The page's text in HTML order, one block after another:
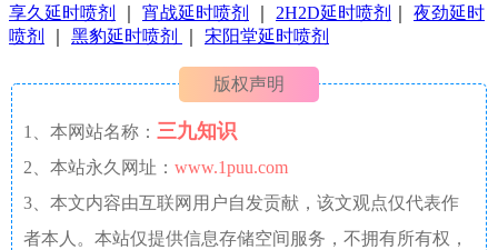
享久延时喷剂
宵战延时喷剂 2H2D延时喷剂
夜劲延时
喷剂
黑豹延时喷剂 宋阳堂延时喷剂
版权声明
1、本网站名称： 三九知识
2、本站永久网址： www.1puu.com
3、本文内容由互联网用户自发贡献，该文观点仅代表作
者本人。本站仅提供信息存储空间服务，不拥有所有权，